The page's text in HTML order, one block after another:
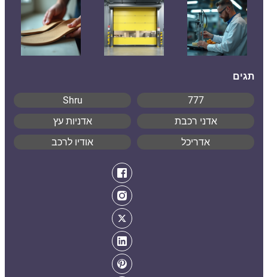
תגים
777
Shru
אדני רכבת
אדניות עץ
אדריכל
אודיו לרכב